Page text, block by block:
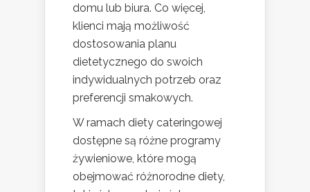
domu lub biura. Co więcej,
klienci mają możliwość
dostosowania planu
dietetycznego do swoich
indywidualnych potrzeb oraz
preferencji smakowych.
W ramach diety cateringowej
dostępne są różne programy
żywieniowe, które mogą
obejmować różnorodne diety,